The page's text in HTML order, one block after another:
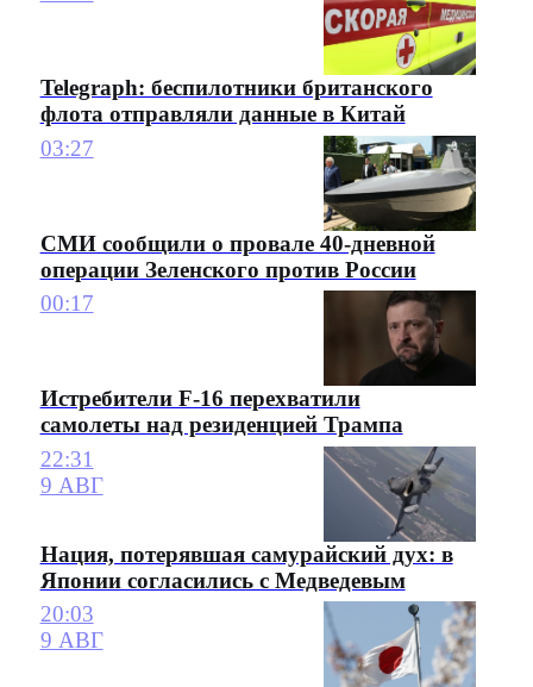
Telegraph: беспилотники британского
флота отправляли данные в Китай
03:27
СМИ сообщили о провале 40-дневной
операции Зеленского против России
00:17
Истребители F-16 перехватили
самолеты над резиденцией Трампа
22:31
9 АВГ
Нация, потерявшая самурайский дух: в
Японии согласились с Медведевым
20:03
9 АВГ